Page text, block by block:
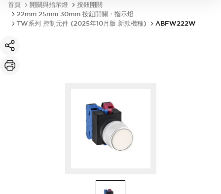
首頁 開關與指示燈
按鈕開關
22mm 25mm 30mm 按鈕開關・指示燈
TW系列 控制元件 (2025年10月版 新款機種)
ABFW222W